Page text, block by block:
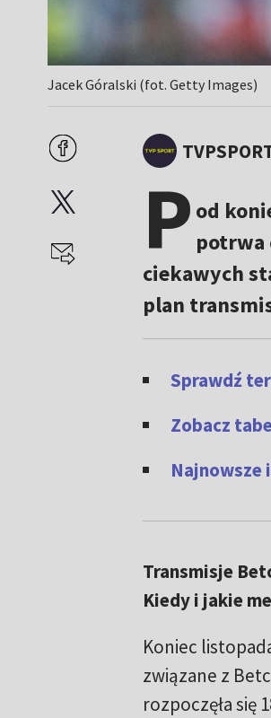
Jacek Góralski (fot. Getty Images)
P od
potrwa
ciekawych
plan
Sprawdź
Zobacz
Najnowsze
Transmisje
Kiedy i jakie
Koniec
związane z
rozpoczęła się